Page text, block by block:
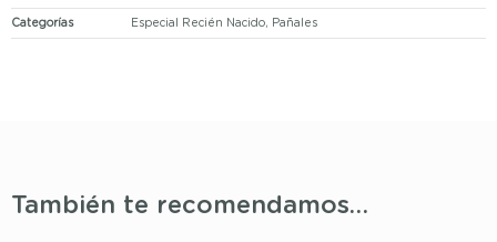
Categorías Especial Recién Nacido, Pañales
También te recomendamos…